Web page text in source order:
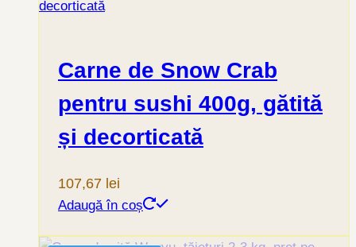
Carne de Snow Crab
pentru sushi 400g, gătită
și decorticată
107,67 lei
Adaugă în coș